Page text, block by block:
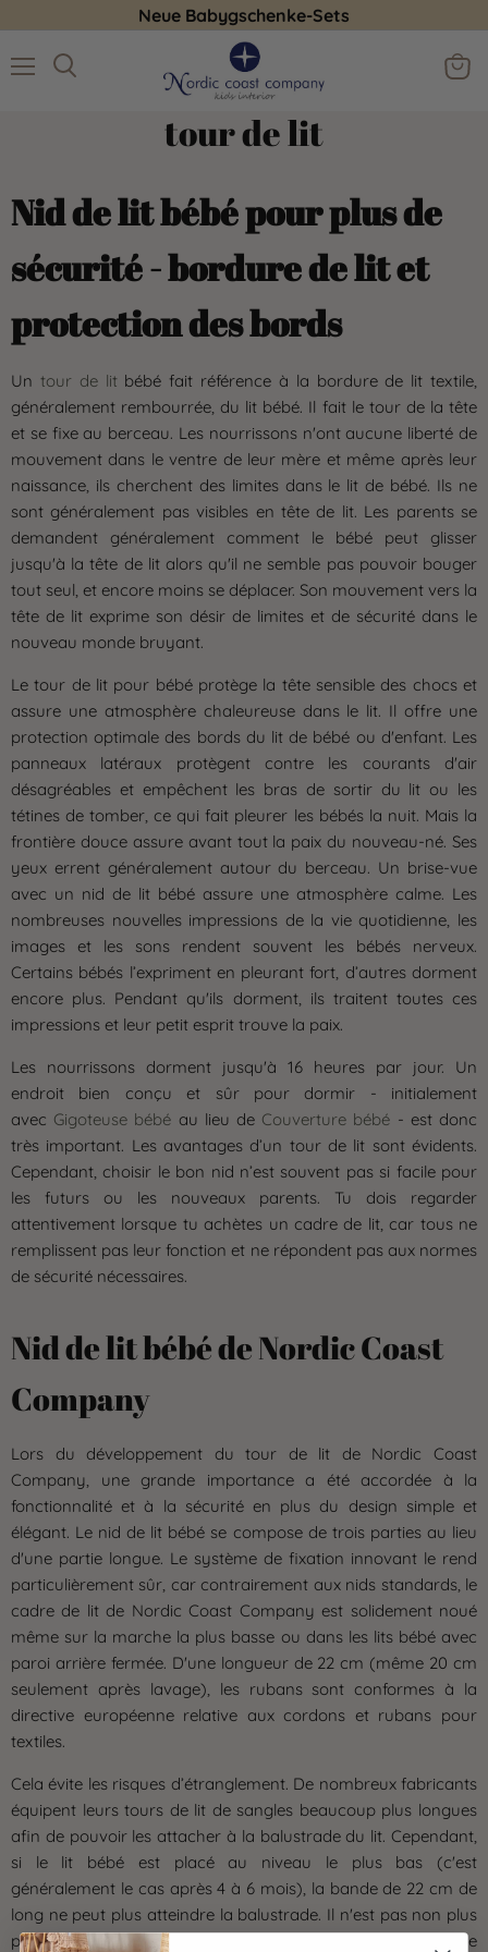
Versandkostenfrei auf nordic coast Artikel ab 75 EUR in
DE
tour de lit
Nid de lit bébé pour plus de
sécurité - bordure de lit et
protection des bords
Un tour de lit bébé fait référence à la bordure de lit textile,
généralement rembourrée, du lit bébé. Il fait le tour de la tête
et se fixe au berceau. Les nourrissons n'ont aucune liberté de
mouvement dans le ventre de leur mère et même après leur
naissance, ils cherchent des limites dans le lit de bébé. Ils ne
sont généralement pas visibles en tête de lit. Les parents se
demandent généralement comment le bébé peut glisser
jusqu'à la tête de lit alors qu'il ne semble pas pouvoir bouger
tout seul, et encore moins se déplacer. Son mouvement vers la
tête de lit exprime son désir de limites et de sécurité dans le
nouveau monde bruyant.
Le tour de lit pour bébé protège la tête sensible des chocs et
assure une atmosphère chaleureuse dans le lit. Il offre une
protection optimale des bords du lit de bébé ou d'enfant. Les
panneaux latéraux protègent contre les courants d'air
désagréables et empêchent les bras de sortir du lit ou les
tétines de tomber, ce qui fait pleurer les bébés la nuit. Mais la
frontière douce assure avant tout la paix du nouveau-né. Ses
yeux errent généralement autour du berceau. Un brise-vue
avec un nid de lit bébé assure une atmosphère calme. Les
nombreuses nouvelles impressions de la vie quotidienne, les
images et les sons rendent souvent les bébés nerveux.
Certains bébés l’expriment en pleurant fort, d’autres dorment
encore plus. Pendant qu'ils dorment, ils traitent toutes ces
impressions et leur petit esprit trouve la paix.
Les nourrissons dorment jusqu'à 16 heures par jour. Un
endroit bien conçu et sûr pour dormir - initialement
avec Gigoteuse bébé au lieu de Couverture bébé - est donc
très important. Les avantages d’un tour de lit sont évidents.
Cependant, choisir le bon nid n’est souvent pas si facile pour
les futurs ou les nouveaux parents. Tu dois regarder
attentivement lorsque tu achètes un cadre de lit, car tous ne
remplissent pas leur fonction et ne répondent pas aux normes
de sécurité nécessaires.
Nid de lit bébé de Nordic Coast
Company
Lors du développement du tour de lit de Nordic Coast
Company, une grande importance a été accordée à la
fonctionnalité et à la sécurité en plus du design simple et
élégant. Le nid de lit bébé se compose de trois parties au lieu
d'une partie longue. Le système de fixation innovant le rend
particulièrement sûr, car contrairement aux nids standards, le
cadre de lit de Nordic Coast Company est solidement noué
même sur la marche la plus basse ou dans les lits bébé avec
paroi arrière fermée. D'une longueur de 22 cm (même 20 cm
seulement après lavage), les rubans sont conformes à la
directive européenne relative aux cordons et rubans pour
textiles.
Cela évite les risques d’étranglement. De nombreux fabricants
équipent leurs tours de lit de sangles beaucoup plus longues
afin de pouvoir les attacher à la balustrade du lit. Cependant,
si le lit bébé est placé au niveau le plus bas (c'est
généralement le cas après 4 à 6 mois), la bande de 22 cm de
long ne peut plus atteindre la balustrade. Il n'est pas non plus
possible de le fixer au mur du fond car il ne comporte pas de